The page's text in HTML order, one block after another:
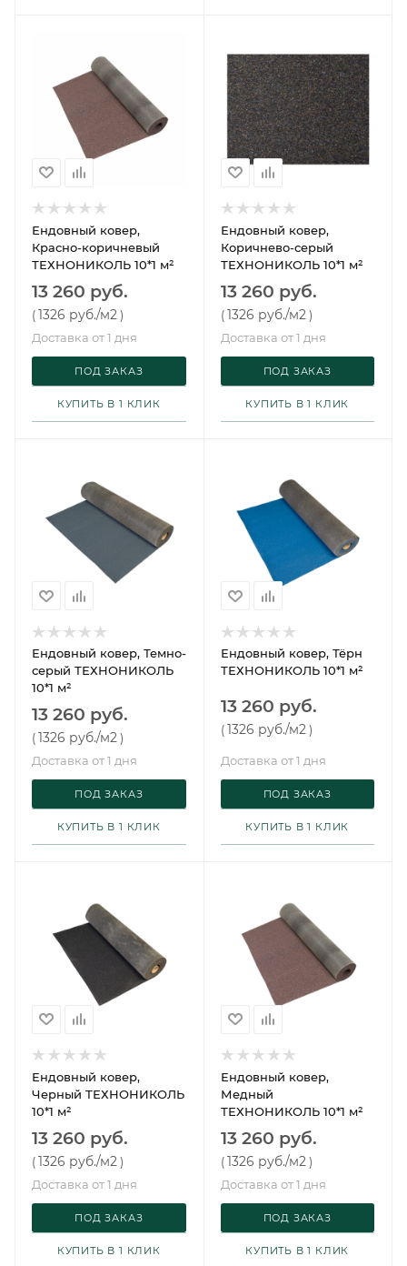
Ендовный ковер,
Красно-коричневый
ТЕХНОНИКОЛЬ 10*1 м²
13 260 руб.
(1326 руб./м2 )
Доставка от 1 дня
ПОД ЗАКАЗ
КУПИТЬ В 1 КЛИК
Ендовный ковер,
Коричнево-серый
ТЕХНОНИКОЛЬ 10*1 м²
13 260 руб.
(1326 руб./м2 )
Доставка от 1 дня
ПОД ЗАКАЗ
КУПИТЬ В 1 КЛИК
Ендовный ковер, Темно-
серый ТЕХНОНИКОЛЬ
10*1 м²
13 260 руб.
(1326 руб./м2)
Доставка от 1 дня
ПОД ЗАКАЗ
КУПИТЬ В 1 КЛИК
Ендовный ковер, Тёрн
ТЕХНОНИКОЛЬ 10*1 м²
13 260 руб.
(1326 руб./м2 )
Доставка от 1 дня
ПОД ЗАКАЗ
КУПИТЬ В 1 КЛИК
Ендовный ковер,
Черный ТЕХНОНИКОЛЬ
10*1 м²
13 260 руб.
(1326 руб./м2 )
Доставка от 1 дня
ПОД ЗАКАЗ
КУПИТЬ В 1 КЛИК
Ендовный ковер,
Медный
ТЕХНОНИКОЛЬ 10*1 м²
13 260 руб.
(1326 руб./м2 )
Доставка от 1 дня
ПОД ЗАКАЗ
КУПИТЬ В 1 КЛИК